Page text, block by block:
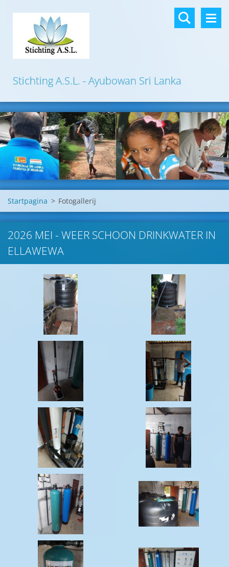
Stichting A.S.L. - Ayubowan Sri Lanka
Startpagina > Fotogallerij
2026 MEI - WEER SCHOON DRINKWATER IN
ELLAWEWA